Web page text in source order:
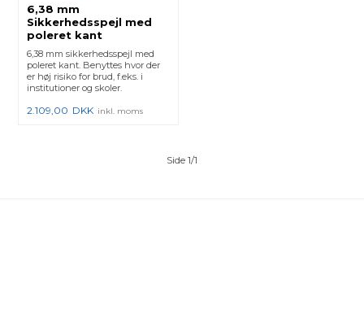
6,38 mm
Sikkerhedsspejl med
poleret kant
6,38 mm sikkerhedsspejl med
poleret kant. Benyttes hvor der
er høj risiko for brud, f.eks. i
institutioner og skoler.
2.109,00 DKK inkl. moms
Side 1/1